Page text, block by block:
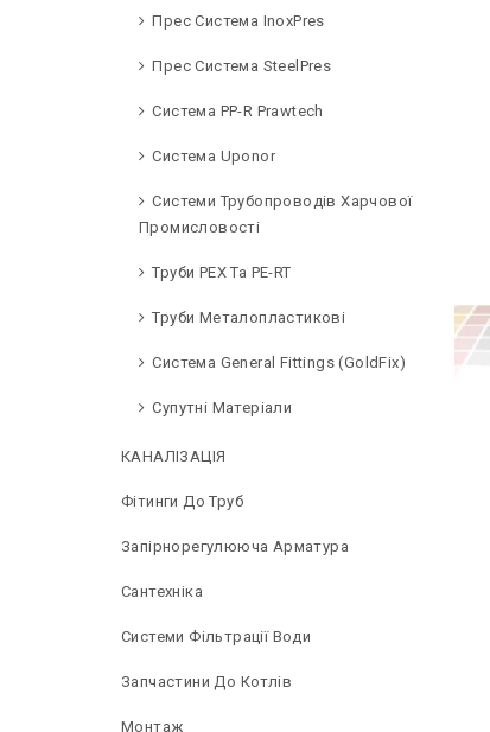
Прес Система InoxPres
Прес Система SteelPres
Система PP-R Prawtech
Система Uponor
Системи Трубопроводів Харчової
Промисловості
Труби PEX Та PE-RT
Труби Металопластикові
Система General Fittings (GoldFix)
Супутні Матеріали
КАНАЛІЗАЦІЯ
Фітинги До Труб
Запірнорегулююча Арматура
Сантехніка
Системи Фільтрації Води
Запчастини До Котлів
Монтаж